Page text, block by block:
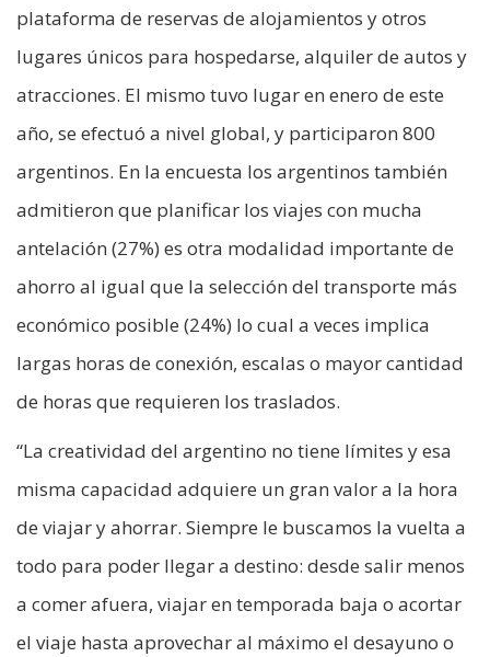
plataforma de reservas de alojamientos y otros
lugares únicos para hospedarse, alquiler de autos y
atracciones. El mismo tuvo lugar en enero de este
año, se efectuó a nivel global, y participaron 800
argentinos. En la encuesta los argentinos también
admitieron que planificar los viajes con mucha
antelación (27%) es otra modalidad importante de
ahorro al igual que la selección del transporte más
económico posible (24%) lo cual a veces implica
largas horas de conexión, escalas o mayor cantidad
de horas que requieren los traslados.
“La creatividad del argentino no tiene límites y esa
misma capacidad adquiere un gran valor a la hora
de viajar y ahorrar. Siempre le buscamos la vuelta a
todo para poder llegar a destino: desde salir menos
a comer afuera, viajar en temporada baja o acortar
el viaje hasta aprovechar al máximo el desayuno o